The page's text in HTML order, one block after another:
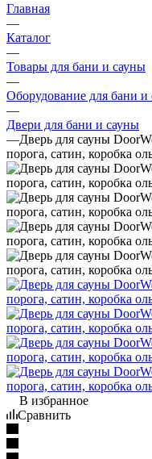
Главная
—
Каталог
—
Товары для бани и сауны
—
Оборудование для бани и
—
Двери для бани и сауны
—Дверь для сауны
порога, сатин, коробка
В избранное
Сравнить